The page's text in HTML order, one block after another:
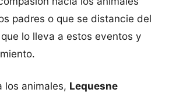
padres o que se distancie del
lo lleva a estos eventos y
los animales, Lequesne